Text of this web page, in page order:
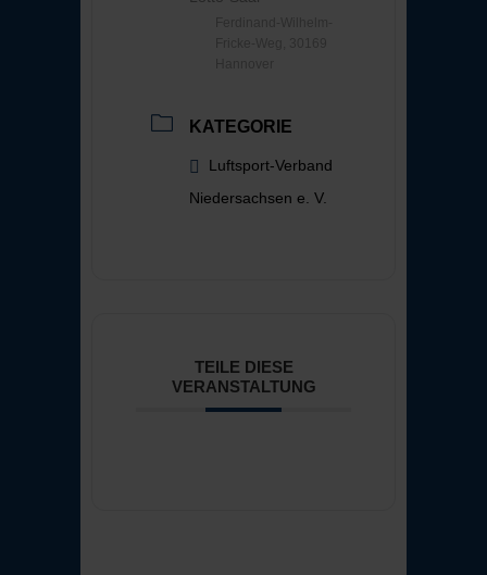
KATEGORIE
Luftsport-Verband
Niedersachsen e. V.
TEILE DIESE
VERANSTALTUNG